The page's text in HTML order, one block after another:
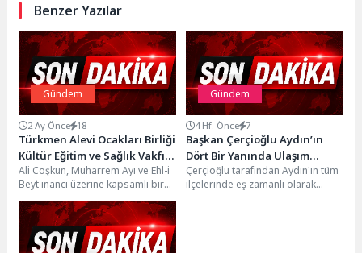
Benzer Yazılar
Gündem
2 Ay Önce 18
Türkmen Alevi Ocakları Birliği
Kültür Eğitim ve Sağlık Vakfı
Başkanı Ali Coşkun’dan
Muharrem Ayı ve On İki
İmamlar Açıklaması
Ali Coşkun, Muharrem Ayı ve Ehl-i
Beyt inancı üzerine kapsamlı bir
açıklama yaptı. Yaklaşık30 yıldır...
Gündem
4 Hf. Önce 7
Başkan Çerçioğlu Aydın’ın
Dört Bir Yanında Ulaşım
Yatırımlarını Sürdürüyor
Çerçioğlu tarafından Aydın'ın tüm
ilçelerinde eş zamanlı olarak